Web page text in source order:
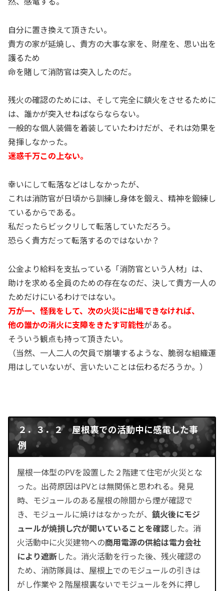
自分に置き換えて頂きたい。
貴方の家が延焼し、貴方の大事な家を、財産を、思い出を
護るため
命を賭して消防官は突入したのだ。
残火の確認のためには、そして完全に鎮火をさせるために
は、誰かが突入せねばならならない。
一般的な個人装備を着装していたわけだが、それは効果を
発揮しなかった。
迷惑千万この上ない。
幸いにして転落などはしなかったが、
これは消防官が日頃から訓練し身体を鍛え、精神を鍛練し
ているからである。
私だったらビックリして転落していただろう。
恐らく貴方だって転落するのではないか？
公金より給料を支払っている「消防官という人材」は、
助けを求める全員のための存在なのだ、決して貴方一人の
ためだけにいるわけではない。
万が一、怪我をして、次の火災に出場できなければ、
他の誰かの消火に支障をきたす可能性がある。
そういう観点も持って頂きたい。
（当然、一人二人の欠員で崩壊するような、脆弱な組織運
用はしていないが、言いたいことは伝わるだろうか。）
２．３．２ 屋根裏での活動中に感電した事
例
屋根一体型のPVを設置した２階建て住宅が火災とな
った。出荷原因はPVとは無関係と思われる。発見
時、モジュールのある屋根の隙間から煙が確認で
き、モジュールに焼けはなかったが、 鎮火後にモジ
ュールが焼損し穴が開いていることを確認した。消
火活動中に火災建物への商用電源の供給は電力会社
により遮断した。消火活動を行った後、残火確認の
ため、消防隊員は、屋根上でのモジュールの引きは
がし作業や２階屋根裏ないでモジュールを外に押し